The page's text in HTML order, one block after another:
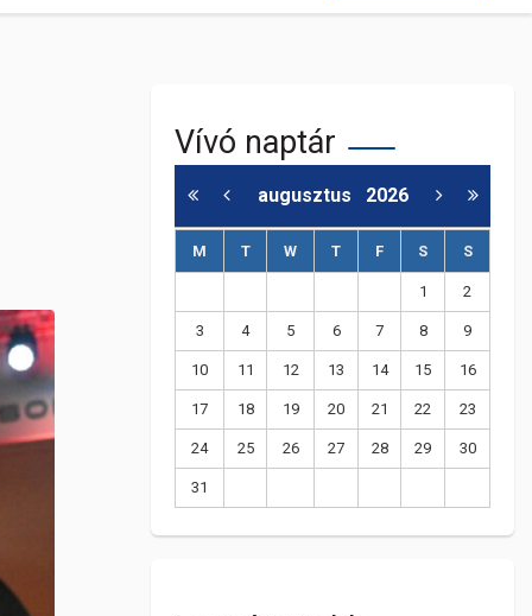
Vívó naptár
augusztus 2026
M T W T F S S
1 2
3 4 5 6 7 8 9
10 11 12 13 14 15 16
17 18 19 20 21 22 23
24 25 26 27 28 29 30
31